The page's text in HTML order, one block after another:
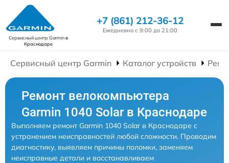
Сервисный центр Garminв
Краснодаре
+7 (861) 212-36-12
Ежедневно с 9:00 до 21:00
Сервисный центр Garmin Каталог устройств
Ремонт велокомпьютера
Garmin 1040 Solar в Краснодаре
Выполняем ремонт Garmin 1040 Solar в Краснодаре с
устранением неисправностей любой сложности. Проводим
диагностику, выявляем причины поломки, заменяем
неисправные детали и восстанавливаем